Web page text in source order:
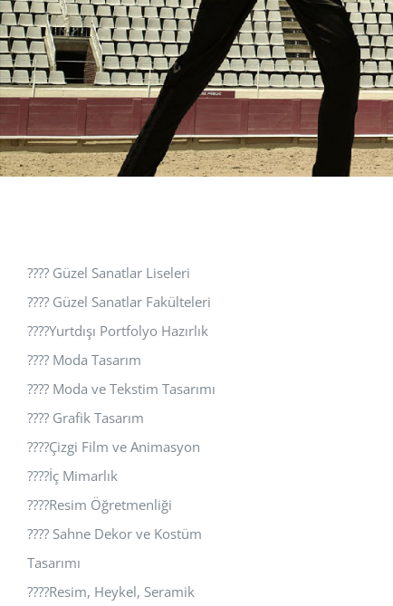
???? Güzel Sanatlar Liseleri
???? Güzel Sanatlar Fakülteleri
????Yurtdışı Portfolyo Hazırlık
???? Moda Tasarım
???? Moda ve Tekstim Tasarımı
???? Grafik Tasarım
????Çizgi Film ve Animasyon
????İç Mimarlık
????Resim Öğretmenliği
???? Sahne Dekor ve Kostüm
Tasarımı
????Resim, Heykel, Seramik